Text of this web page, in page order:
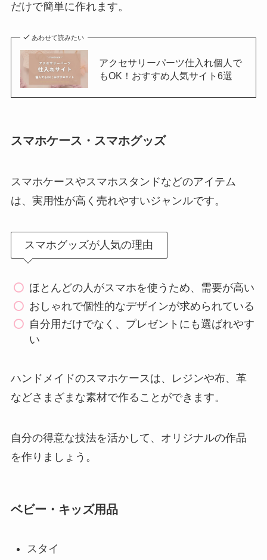
だけで簡単に作れます。
あわせて読みたい
アクセサリーパーツ仕入れ個人で
もOK！おすすめ人気サイト6選
スマホケース・スマホグッズ
スマホケースやスマホスタンドなどのアイテム
は、実用性が高く売れやすいジャンルです。
スマホグッズが人気の理由
ほとんどの人がスマホを使うため、需要が高い
おしゃれで個性的なデザインが求められている
自分用だけでなく、プレゼントにも選ばれやす
い
ハンドメイドのスマホケースは、レジンや布、革
などさまざまな素材で作ることができます。
自分の得意な技法を活かして、オリジナルの作品
を作りましょう。
ベビー・キッズ用品
スタイ